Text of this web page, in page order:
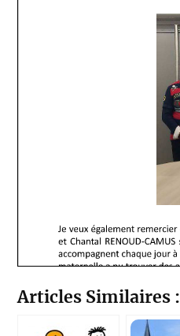
Articles Similaires :